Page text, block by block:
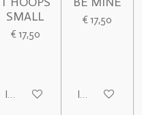
SMALL
€ 17,50
In winkelwagen
€ 17,50
In